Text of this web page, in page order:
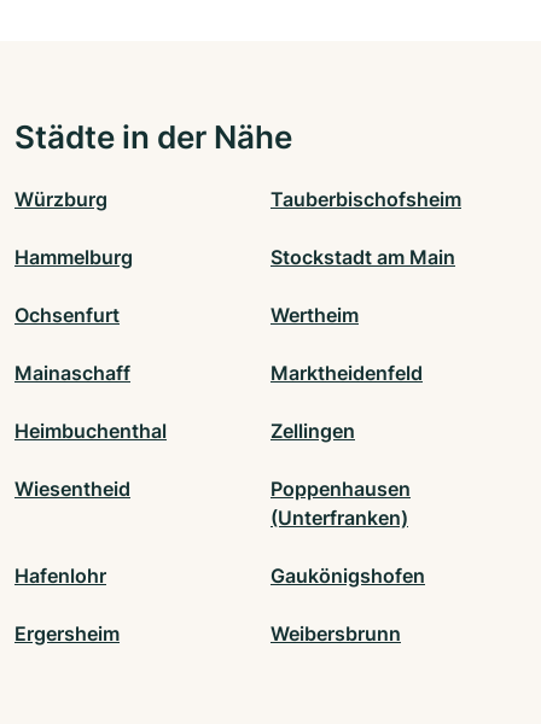
Städte in der Nähe
Würzburg Tauberbischofsheim
Hammelburg Stockstadt am Main
Ochsenfurt Wertheim
Mainaschaff Marktheidenfeld
Heimbuchenthal Zellingen
Wiesentheid
Poppenhausen
(Unterfranken)
Hafenlohr Gaukönigshofen
Ergersheim Weibersbrunn